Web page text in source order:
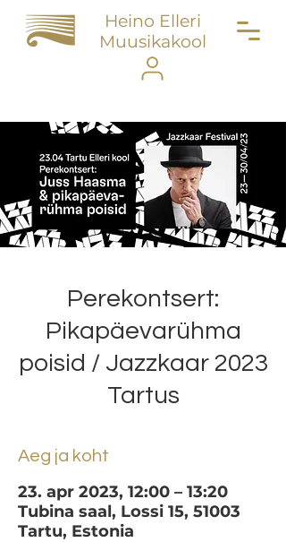
Heino Elleri
Muusikakool
Perekontsert:
Pikapäevarühma
poisid / Jazzkaar 2023
Tartus
Aeg ja koht
23. apr 2023, 12:00 – 13:20
Tubina saal, Lossi 15, 51003
Tartu, Estonia